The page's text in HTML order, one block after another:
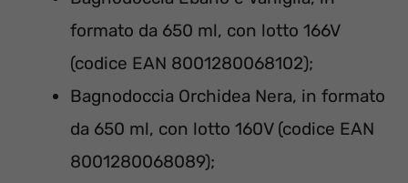
formato da 650 ml, con lotto 166V
(codice EAN 8001280068102);
Bagnodoccia Orchidea Nera, in formato
da 650 ml, con lotto 160V (codice EAN
8001280068089);